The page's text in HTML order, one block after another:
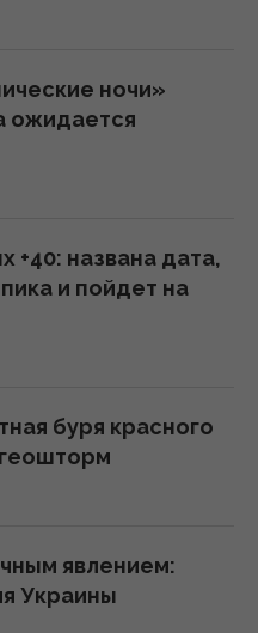
экс-депутат
из-за острой
ночи»
ожидается
+40: названа дата,
и пойдет на
буря красного
явлением:
Украины